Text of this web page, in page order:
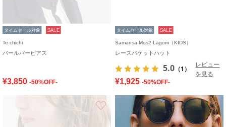
タイムセール対象 SALE
Te chichi
パールバーピアス
¥3,850 -50%OFF-
タイムセール対象 SALE
Samansa Mos2 Lagom（KIDS）
レースバケットハット
5.0 （1）
レビュー
を見る
¥1,925 -50%OFF-
お気に入り